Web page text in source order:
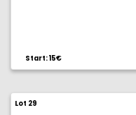
Start: 15€
Lot 29